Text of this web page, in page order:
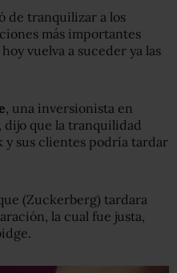
de tranquilizar a los
más importantes
vuelva a suceder ya las
, una inversionista en
dijo que la tranquilidad
y sus clientes podría tardar
(Zuckerberg) tardara
la cual fue justa,